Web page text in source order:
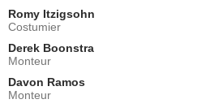
Romy Itzigsohn
Costumier
Derek Boonstra
Monteur
Davon Ramos
Monteur